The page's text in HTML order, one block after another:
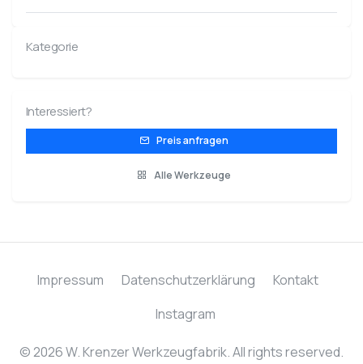
Kategorie
Interessiert?
Preis anfragen
Alle Werkzeuge
Impressum Datenschutzerklärung
Kontakt
Instagram
© 2026 W. Krenzer Werkzeugfabrik. All rights reserved.